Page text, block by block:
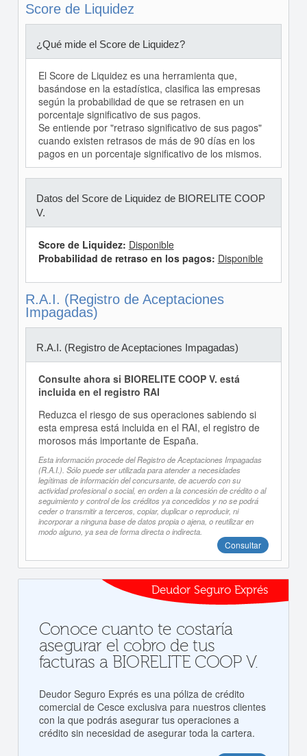
Score de Liquidez
¿Qué mide el Score de Liquidez?
El Score de Liquidez es una herramienta que,
basándose en la estadística, clasifica las empresas
según la probabilidad de que se retrasen en un
porcentaje significativo de sus pagos.
Se entiende por "retraso significativo de sus pagos"
cuando existen retrasos de más de 90 días en los
pagos en un porcentaje significativo de los mismos.
Datos del Score de Liquidez de BIORELITE COOP
V.
Score de Liquidez: Disponible
Probabilidad de retraso en los pagos: Disponible
R.A.I. (Registro de Aceptaciones
Impagadas)
R.A.I. (Registro de Aceptaciones Impagadas)
Consulte ahora si BIORELITE COOP V. está
incluida en el registro RAI
Reduzca el riesgo de sus operaciones sabiendo si
esta empresa está incluida en el RAI, el registro de
morosos más importante de España.
Esta información procede del Registro de Aceptaciones Impagadas
(R.A.I.). Sólo puede ser utilizada para atender a necesidades
legítimas de información del concursante, de acuerdo con su
actividad profesional o social, en orden a la concesión de crédito o al
seguimiento y control de los créditos ya concedidos y no se podrá
ceder o transmitir a terceros, copiar, duplicar o reproducir, ni
incorporar a ninguna base de datos propia o ajena, o reutilizar en
modo alguno, ya sea de forma directa o indirecta.
Consultar
Deudor Seguro Exprés
Conoce cuanto te costaría
asegurar el cobro de tus
facturas a BIORELITE COOP V.
Deudor Seguro Exprés es una póliza de crédito
comercial de Cesce exclusiva para nuestros clientes
con la que podrás asegurar tus operaciones a
crédito sin necesidad de asegurar toda la cartera.